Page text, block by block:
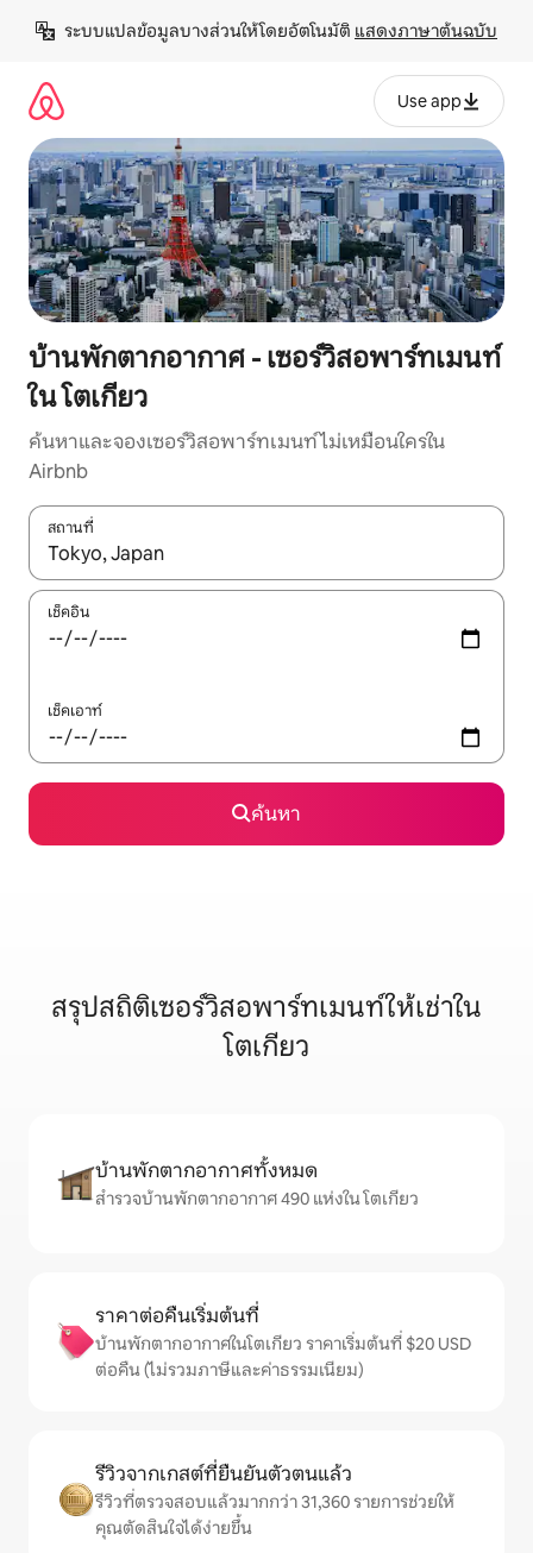
เนื้อหา
ระบบแปลข้อมูลบางส่วนให้โดยอัตโนมัติ แสดงภาษาต้นฉบับ
Use app
บ้านพักตากอากาศ - เซอร์วิสอพาร์ทเมนท์
ใน โตเกียว
ค้นหาและจองเซอร์วิสอพาร์ทเมนท์ไม่เหมือนใครใน
Airbnb
สถานที่
ใช้ลูกศรขึ้นลง หรือใช้การสัมผัสหรือปัด เพื่อสำรวจผลการค้นหา
เช็คอิน
เช็คเอาท์
ค้นหา
สรุปสถิติเซอร์วิสอพาร์ทเมนท์ให้เช่าใน
โตเกียว
บ้านพักตากอากาศทั้งหมด
สำรวจบ้านพักตากอากาศ 490 แห่งใน โตเกียว
ราคาต่อคืนเริ่มต้นที่
บ้านพักตากอากาศในโตเกียว ราคาเริ่มต้นที่ $20 USD
ต่อคืน (ไม่รวมภาษีและค่าธรรมเนียม)
รีวิวจากเกสต์ที่ยืนยันตัวตนแล้ว
รีวิวที่ตรวจสอบแล้วมากกว่า 31,360 รายการช่วยให้
คุณตัดสินใจได้ง่ายขึ้น